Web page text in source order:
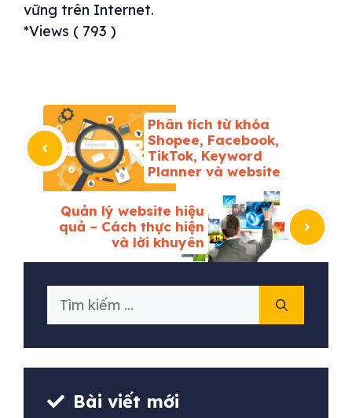
vững trên Internet.
*Views ( 793 )
Phân tích từ khóa
Shopee, Facebook,
TikTok, Keyword
Planner và website
Quản lý website hiệu
quả – Cách thực hiện
và lời khuyên
Tìm
Bài viết mới